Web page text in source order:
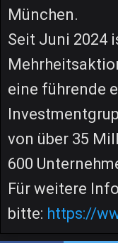
München.
Seit Juni 2024
eine führende
von über 35
600
Für weitere
bitte: https://